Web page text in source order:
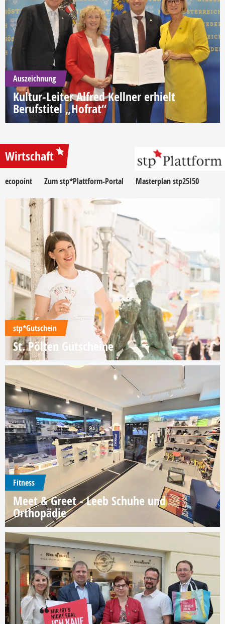
Auszeichnung
Kultur-Leiter Alfred Kellner erhielt
Berufstitel „Hofrat“
Wirtschaft
ecopoint Zum stp*Plattform-Portal Masterplan stp25I50
stp*Gutschein
St. Pölten Gutscheine
Fitness
Meet & Greet - Leeb Schuhe und
Orthopädie